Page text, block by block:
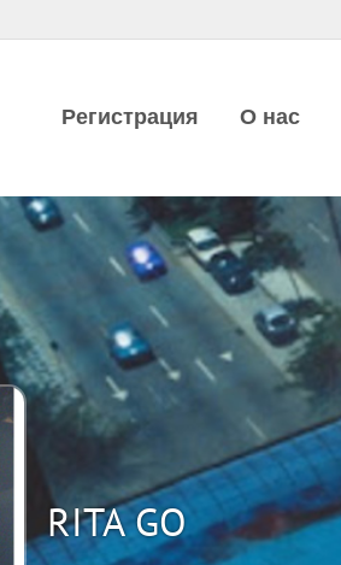
Регистрация О нас
RITA GO